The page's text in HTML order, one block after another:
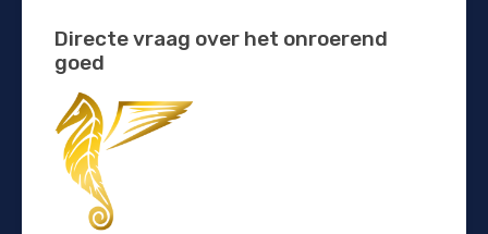
Directe vraag over het onroerend
goed